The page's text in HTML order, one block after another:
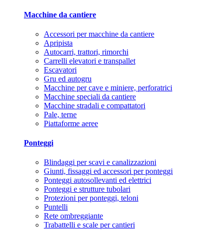
Macchine da cantiere
Accessori per macchine da cantiere
Apripista
Autocarri, trattori, rimorchi
Carrelli elevatori e transpallet
Escavatori
Gru ed autogru
Macchine per cave e miniere, perforatrici
Macchine speciali da cantiere
Macchine stradali e compattatori
Pale, terne
Piattaforme aeree
Ponteggi
Blindaggi per scavi e canalizzazioni
Giunti, fissaggi ed accessori per ponteggi
Ponteggi autosollevanti ed elettrici
Ponteggi e strutture tubolari
Protezioni per ponteggi, teloni
Puntelli
Rete ombreggiante
Trabattelli e scale per cantieri